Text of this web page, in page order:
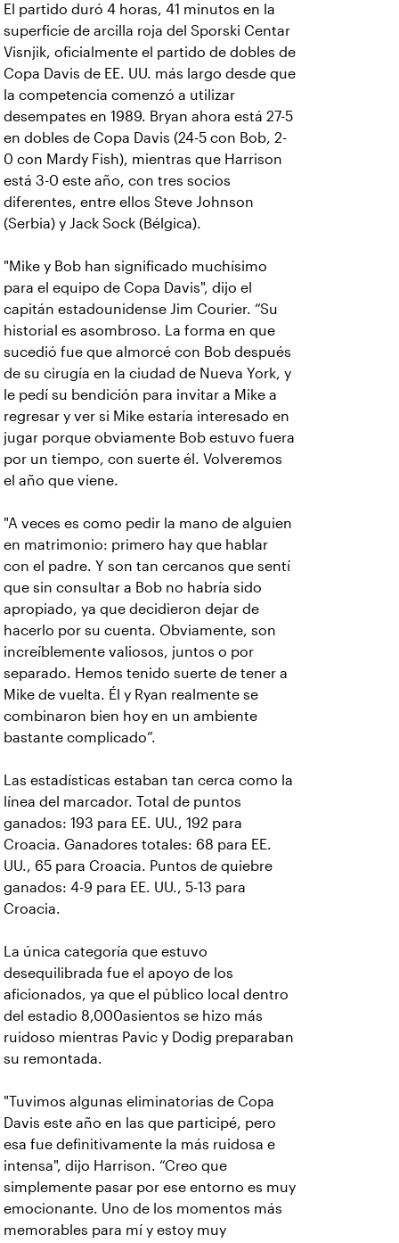
El partido duró 4 horas, 41 minutos en la
superficie de arcilla roja del Sporski Centar
Visnjik, oficialmente el partido de dobles de
Copa Davis de EE. UU. más largo desde que
la competencia comenzó a utilizar
desempates en 1989. Bryan ahora está 27-5
en dobles de Copa Davis (24-5 con Bob, 2-
0 con Mardy Fish), mientras que Harrison
está 3-0 este año, con tres socios
diferentes, entre ellos Steve Johnson
(Serbia) y Jack Sock (Bélgica).
"Mike y Bob han significado muchísimo
para el equipo de Copa Davis", dijo el
capitán estadounidense Jim Courier. “Su
historial es asombroso. La forma en que
sucedió fue que almorcé con Bob después
de su cirugía en la ciudad de Nueva York, y
le pedí su bendición para invitar a Mike a
regresar y ver si Mike estaría interesado en
jugar porque obviamente Bob estuvo fuera
por un tiempo, con suerte él. Volveremos
el año que viene.
"A veces es como pedir la mano de alguien
en matrimonio: primero hay que hablar
con el padre. Y son tan cercanos que sentí
que sin consultar a Bob no habría sido
apropiado, ya que decidieron dejar de
hacerlo por su cuenta. Obviamente, son
increíblemente valiosos, juntos o por
separado. Hemos tenido suerte de tener a
Mike de vuelta. Él y Ryan realmente se
combinaron bien hoy en un ambiente
bastante complicado”.
Las estadísticas estaban tan cerca como la
línea del marcador. Total de puntos
ganados: 193 para EE. UU., 192 para
Croacia. Ganadores totales: 68 para EE.
UU., 65 para Croacia. Puntos de quiebre
ganados: 4-9 para EE. UU., 5-13 para
Croacia.
La única categoría que estuvo
desequilibrada fue el apoyo de los
aficionados, ya que el público local dentro
del estadio 8,000asientos se hizo más
ruidoso mientras Pavic y Dodig preparaban
su remontada.
"Tuvimos algunas eliminatorias de Copa
Davis este año en las que participé, pero
esa fue definitivamente la más ruidosa e
intensa", dijo Harrison. “Creo que
simplemente pasar por ese entorno es muy
emocionante. Uno de los momentos más
memorables para mí y estoy muy